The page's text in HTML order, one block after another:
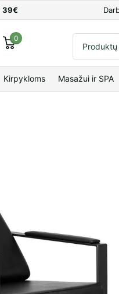
39€
0
Kirpykloms Masažui ir SPA